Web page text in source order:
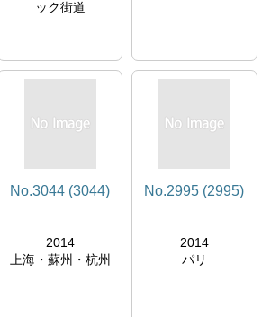
ック街道
No.3044 (3044)
2014
上海・蘇州・杭州
No.2995 (2995)
2014
パリ